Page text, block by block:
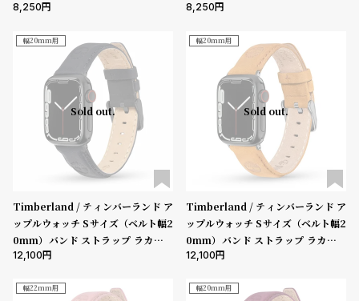
ーLサイズ ウィートレザー ［対応ケ
9mm、Ultra］
8,250
ーSサイズ ウィートレザー ［対応ケ
2mm（series10以降）］
8,250
幅20mm用
Sold out.
Timberland / ティンバーランド ア
ップルウォッチ Sサイズ（ベルト幅2
0mm）バンド ストラップ ラカンド
ン ブルー レザー ガン ［対応ケー
mm（series10以降）］
12,100
幅20mm用
Sold out.
Timberland / ティンバーランド ア
ップルウォッチ Sサイズ（ベルト幅2
0mm）バンド ストラップ ラカンド
ン ウィートレザー ガン ［対応ケー
mm（series10以降）］
12,100
幅22mm用 幅20mm用